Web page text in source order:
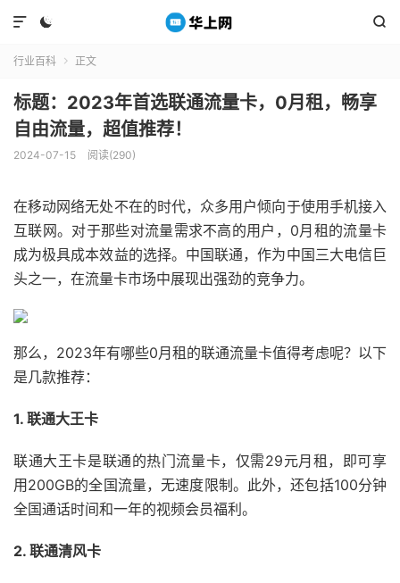
 

行业百科  正文
标题：2023年首选联通流量卡，0月租，畅享
自由流量，超值推荐！
2024-07-15 阅读(290)
在移动网络无处不在的时代，众多用户倾向于使用手机接入
互联网。对于那些对流量需求不高的用户，0月租的流量卡
成为极具成本效益的选择。中国联通，作为中国三大电信巨
头之一，在流量卡市场中展现出强劲的竞争力。
那么，2023年有哪些0月租的联通流量卡值得考虑呢？以下
是几款推荐：
1. 联通大王卡
联通大王卡是联通的热门流量卡，仅需29元月租，即可享
用200GB的全国流量，无速度限制。此外，还包括100分钟
全国通话时间和一年的视频会员福利。
2. 联通清风卡